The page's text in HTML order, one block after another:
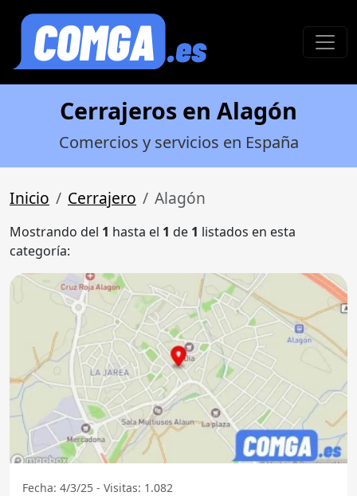
Cerrajeros en Alagón
Comercios y servicios en España
Inicio Cerrajero Alagón
Mostrando del 1 hasta el 1 de 1 listados en esta
categoría:
Fecha: 4/3/25 - Visitas: 1.082